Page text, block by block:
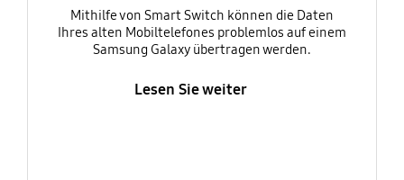
Mithilfe von Smart Switch können die Daten
Ihres alten Mobiltelefones problemlos auf einem
Samsung Galaxy übertragen werden.
Lesen Sie weiter